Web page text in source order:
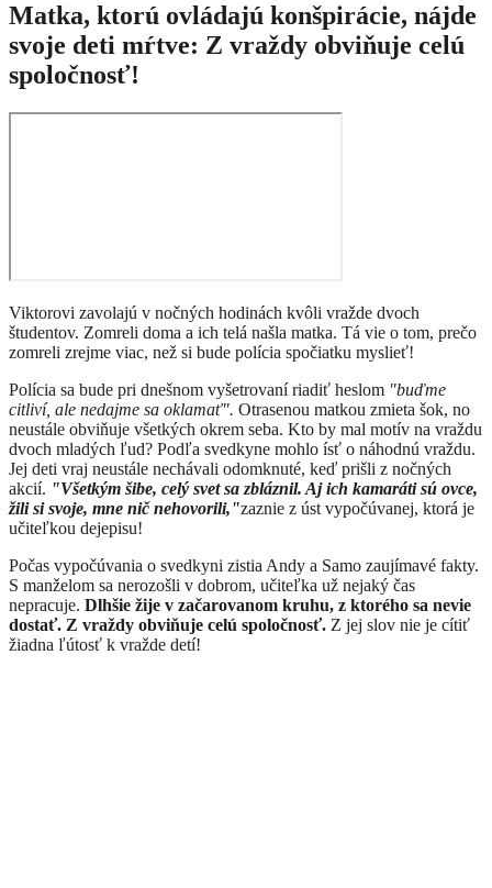
Matka, ktorú ovládajú konšpirácie, nájde
svoje deti mŕtve: Z vraždy obviňuje celú
spoločnosť!
Viktorovi zavolajú v nočných hodinách kvôli vražde dvoch
študentov. Zomreli doma a ich telá našla matka. Tá vie o tom, prečo
zomreli zrejme viac, než si bude polícia spočiatku myslieť!
Polícia sa bude pri dnešnom vyšetrovaní riadiť heslom "buďme
citliví, ale nedajme sa oklamať". Otrasenou matkou zmieta šok, no
neustále obviňuje všetkých okrem seba. Kto by mal motív na vraždu
dvoch mladých ľud? Podľa svedkyne mohlo ísť o náhodnú vraždu.
Jej deti vraj neustále nechávali odomknuté, keď prišli z nočných
akcií. "Všetkým šibe, celý svet sa zbláznil. Aj ich kamaráti sú ovce,
žili si svoje, mne nič nehovorili,"zaznie z úst vypočúvanej, ktorá je
učiteľkou dejepisu!
Počas vypočúvania o svedkyni zistia Andy a Samo zaujímavé fakty.
S manželom sa nerozošli v dobrom, učiteľka už nejaký čas
nepracuje. Dlhšie žije v začarovanom kruhu, z ktorého sa nevie
dostať. Z vraždy obviňuje celú spoločnosť. Z jej slov nie je cítiť
žiadna ľútosť k vražde detí!